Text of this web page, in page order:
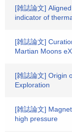
[雑誌論文]
indicator of
[雑誌論文]
Martian Moons
[雑誌論文] Origin
Exploration
[雑誌論文]
high pressure